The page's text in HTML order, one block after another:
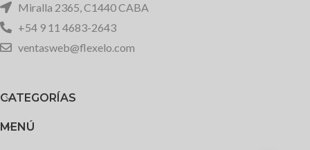
Miralla 2365, C1440 CABA
+54 9 11 4683-2643
ventasweb@flexelo.com
CATEGORÍAS
MENÚ